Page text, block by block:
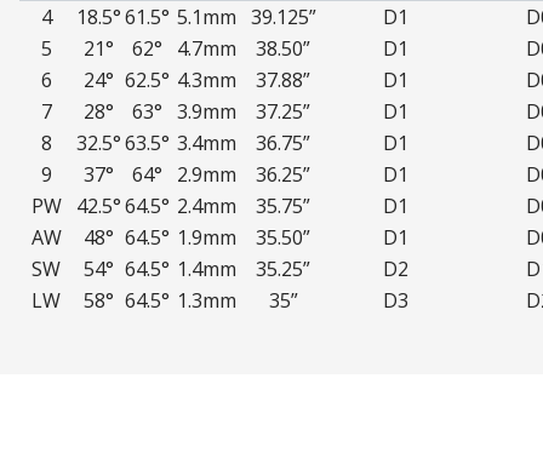
4
18.5°61.5° 5.1mm 39.125” D1
5
21° 62° 4.7mm 38.50” D1
6
24° 62.5° 4.3mm 37.88” D1
7
28° 63° 3.9mm 37.25” D1
8
32.5°63.5° 3.4mm 36.75” D1
9
37° 64° 2.9mm 36.25” D1
PW
42.5°64.5° 2.4mm 35.75” D1
AW
48° 64.5° 1.9mm 35.50” D1
SW
54° 64.5° 1.4mm 35.25” D2
LW
58° 64.5° 1.3mm 35” D3